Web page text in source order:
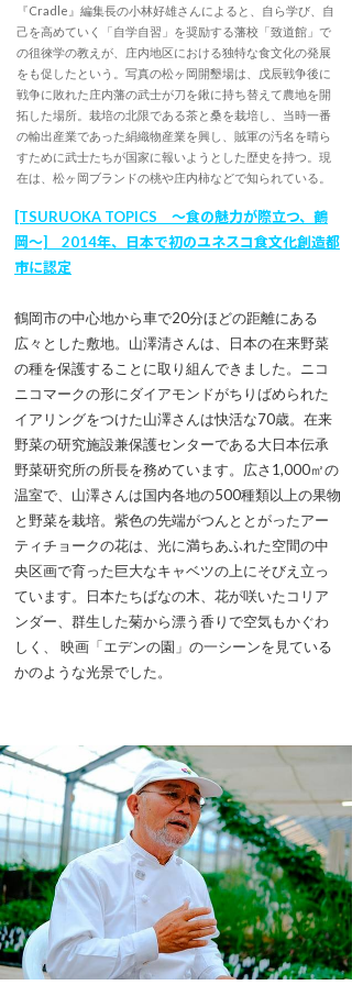
『Cradle』編集長の小林好雄さんによると、自ら学び、自
己を高めていく「自学自習」を奨励する藩校「致道館」で
の徂徠学の教えが、庄内地区における独特な食文化の発展
をも促したという。写真の松ヶ岡開墾場は、戊辰戦争後に
戦争に敗れた庄内藩の武士が刀を鍬に持ち替えて農地を開
拓した場所。栽培の北限である茶と桑を栽培し、当時一番
の輸出産業であった絹織物産業を興し、賊軍の汚名を晴ら
すために武士たちが国家に報いようとした歴史を持つ。現
在は、松ヶ岡ブランドの桃や庄内柿などで知られている。
[TSURUOKA TOPICS ～食の魅力が際立つ、鶴
岡～] 2014年、日本で初のユネスコ食文化創造都
市に認定
鶴岡市の中心地から車で20分ほどの距離にある
広々とした敷地。山澤清さんは、日本の在来野菜
の種を保護することに取り組んできました。ニコ
ニコマークの形にダイアモンドがちりばめられた
イアリングをつけた山澤さんは快活な70歳。在来
野菜の研究施設兼保護センターである大日本伝承
野菜研究所の所長を務めています。広さ1,000㎡の
温室で、山澤さんは国内各地の500種類以上の果物
と野菜を栽培。紫色の先端がつんととがったアー
ティチョークの花は、光に満ちあふれた空間の中
央区画で育った巨大なキャベツの上にそびえ立っ
ています。日本たちばなの木、花が咲いたコリア
ンダー、群生した菊から漂う香りで空気もかぐわ
しく、 映画「エデンの園」の一シーンを見ている
かのような光景でした。